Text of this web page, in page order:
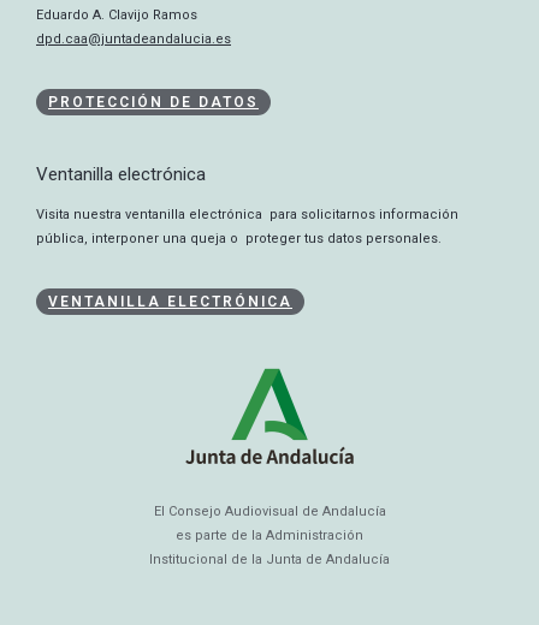
Eduardo A. Clavijo Ramos
dpd.caa@juntadeandalucia.es
PROTECCIÓN DE DATOS
Ventanilla electrónica
Visita nuestra ventanilla electrónica para solicitarnos información
pública, interponer una queja o proteger tus datos personales.
VENTANILLA ELECTRÓNICA
El Consejo Audiovisual de Andalucía
es parte de la Administración
Institucional de la Junta de Andalucía